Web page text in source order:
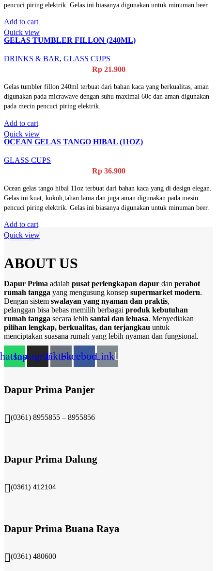
pencuci piring elektrik. Gelas ini biasanya digunakan untuk minuman beer.
Add to cart
Quick view
GELAS TUMBLER FILLON (240ML)
DRINKS & BAR, GLASS CUPS
Rp21.900
Gelas tumbler fillon 240ml terbuat dari bahan kaca yang berkualitas, aman
digunakan pada micrawave dengan suhu maximal 60c dan aman digunakan
pada mecin pencuci piring elektrik.
Add to cart
Quick view
OCEAN GELAS TANGO HIBAL (11OZ)
GLASS CUPS
Rp36.900
Ocean gelas tango hibal 11oz terbuat dari bahan kaca yang di design elegan.
Gelas ini kuat, kokoh,tahan lama dan juga aman digunakan pada mesin
pencuci piring elektrik. Gelas ini biasanya digunakan untuk minuman beer.
Add to cart
Quick view
ABOUT US
Dapur Prima adalah pusat perlengkapan dapur dan perabot
rumah tangga yang mengusung konsep supermarket modern.
Dengan sistem swalayan yang nyaman dan praktis,
pelanggan bisa bebas memilih berbagai produk kebutuhan
rumah tangga secara lebih santai dan leluasa. Menyediakan
pilihan lengkap, berkualitas, dan terjangkau untuk
menciptakan suasana rumah yang lebih nyaman dan fungsional.
InstagramTiktokFacebookLink
Dapur Prima Panjer
(0361) 8955855 – 8955856​
Dapur Prima Dalung
(0361) 412104
Dapur Prima Buana Raya
(0361) 480600